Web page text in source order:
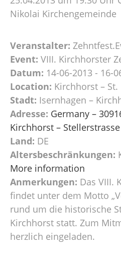
Nikolai Kirchengemeinde
Veranstalter:
Event: VIII. Kirchhorster
Datum: 14-06-2013 - 16-
Location: Kirchhorst –
Stadt: Isernhagen –
Adresse: Germany –
Kirchhorst –
Land: DE
Altersbeschränkungen:
More information
Anmerkungen: Das VIII.
findet unter dem Motto
rund um die historische
Kirchhorst statt. Zum
herzlich eingeladen.